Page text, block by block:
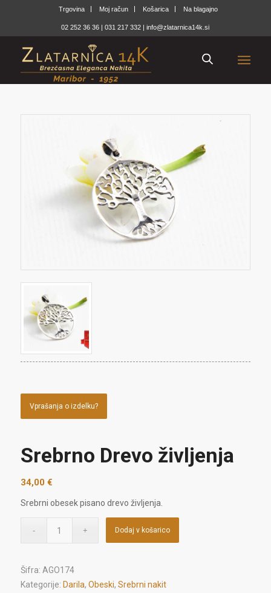
Trgovina Moj račun Košarica Na blagajno
02 252 36 36 |031 217 332 |info@zlatarnica14k.si
Vprašanja o izdelku?
Srebrno Drevo življenja
34,00 €
Srebrni obesek pisano drevo življenja.
Dodaj v košarico
Šifra: AGO174
Kategorije: Darila, Obeski, Srebrni nakit